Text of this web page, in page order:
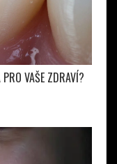
VAŠE ZDRAVÍ?